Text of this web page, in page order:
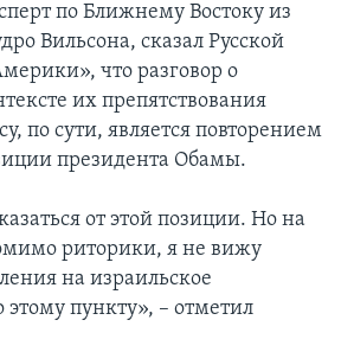
по Ближнему Востоку из
Вильсона, сказал Русской
что разговор о
их препятствования
по сути, является повторением
президента Обамы.
от этой позиции. Но на
риторики, я не вижу
на израильское
этому пункту», – отметил